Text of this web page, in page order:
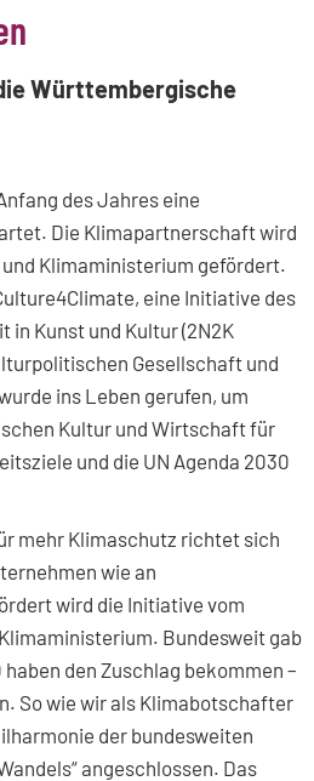
Württembergische
des Jahres eine
Die Klimapartnerschaft wird
Klimaministerium gefördert.
eine Initiative des
Kunst und Kultur (2N2K
Gesellschaft und
ins Leben gerufen, um
Kultur und Wirtschaft für
und die UN Agenda 2030
mehr Klimaschutz richtet sich
wie an
wird die Initiative vom
Bundesweit gab
den Zuschlag bekommen –
So wie wir als Klimabotschafter
der bundesweiten
angeschlossen. Das